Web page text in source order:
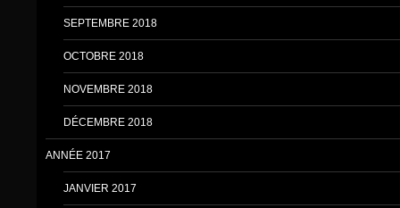
SEPTEMBRE 2018
OCTOBRE 2018
NOVEMBRE 2018
DÉCEMBRE 2018
ANNÉE 2017
JANVIER 2017